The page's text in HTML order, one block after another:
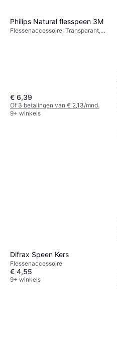
Philips Natural flesspeen 3M
Flessenaccessoire, Transparant,
€ 6,39
Of 3 betalingen van € 2,13/mnd.
9+ winkels
Difrax Speen Kers
Flessenaccessoire
€ 4,55
9+ winkels